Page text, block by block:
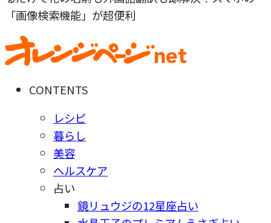
「画像検索機能」が超便利
CONTENTS
レシピ
暮らし
美容
ヘルスケア
占い
鏡リュウジの12星座占い